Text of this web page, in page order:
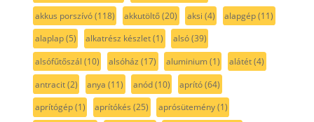
akkus porszívó(118) akkutöltő(20) aksi (4) alapgép(11)
alaplap(5) alkatrész készlet(1) alsó(39)
alsófűtőszál (10) alsóház (17) aluminium(1) alátét(4)
antracit(2) anya (11) anód(10) aprító(64)
aprítógép(1) aprítókés (25) aprósütemény(1)